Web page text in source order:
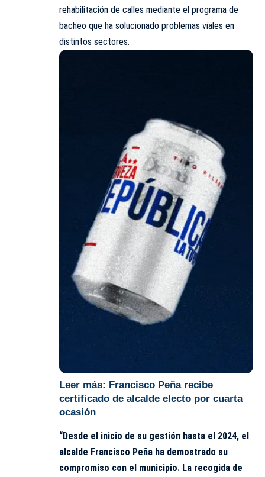
rehabilitación de calles mediante el programa de
bacheo que ha solucionado problemas viales en
distintos sectores.
Leer más: Francisco Peña recibe
certificado de alcalde electo por cuarta
ocasión
“Desde el inicio de su gestión hasta el 2024, el
alcalde Francisco Peña ha demostrado su
compromiso con el municipio. La recogida de